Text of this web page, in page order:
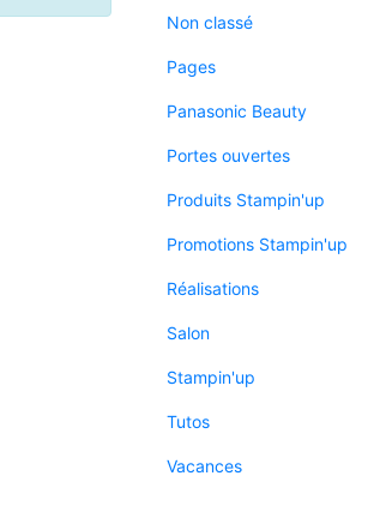
Non classé
Pages
Panasonic Beauty
Portes ouvertes
Produits Stampin'up
Promotions Stampin'up
Réalisations
Salon
Stampin'up
Tutos
Vacances